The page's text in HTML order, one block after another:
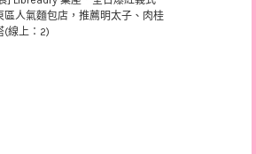
區人氣麵包店，推薦明太子、肉桂
(線上：2)